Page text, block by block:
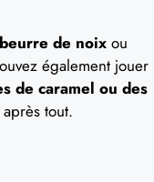
beurre de noix ou
également jouer
de caramel ou des
après tout.